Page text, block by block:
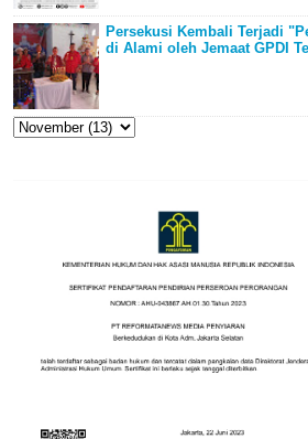
Persekusi Kembali Terjadi
di Alami oleh Jemaat GPDI